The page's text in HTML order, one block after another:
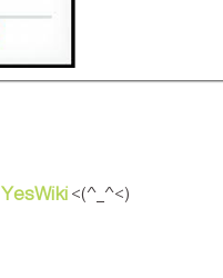
YesWiki<(^_^<)